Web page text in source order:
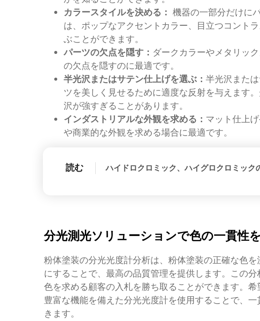
カラースタイルを決める： 機器の一部分だけに
は、ポップなアクセントカラー、目立つコント
ぶことができます。
パーツの欠点を隠す： ダークカラーやメタリッ
の欠点を隠すのに最適です。
半光沢またはサテン仕上げを選ぶ： 半光沢また
ツを美しく見せるために適度な反射を与えます
沢が強すぎることがあります。
インダストリアルな外観を求める： マット仕上
や商業的な外観を求める場合に最適です。
読む ハイドロクロミック、ハイグロクロミック
分光測光ソリューションで色の一貫性
粉体塗装の分光光度計分析は、粉体塗装の正確な色
にすることで、最高の品質管理を提供します。この
色を求める顧客の入札を勝ち取ることができます。
豊富な機能を備えた分光光度計を使用することで、
きます。